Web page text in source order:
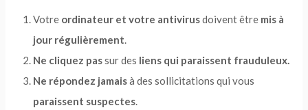
Votre ordinateur et votre antivirusdoivent être mis à
jour régulièrement.
Ne cliquez passur des liens qui paraissent frauduleux.
Ne répondez jamaisà des sollicitations qui vous
paraissent suspectes.